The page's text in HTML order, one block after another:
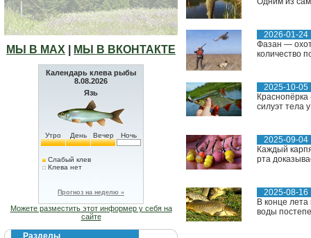
МЫ В МАХ МЫ В ВКОНТАКТЕ
Календарь клева рыбы
8.08.2026
Язь
Утро День Вечер Ночь
Слабый клев
Клева нет
Прогноз на неделю »
Можете разместить этот информер у себя на
сайте
Разделы
2026-01-24
Фазан —
количество
2025-10-05
силуэт тела
2025-09-04
Каждый
рта
2025-08-16
В конце
воды